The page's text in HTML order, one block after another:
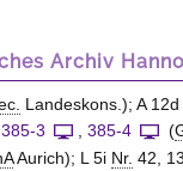
Archiv
Landeskons.); A 12d
385-3 385-4 (
Aurich); L 5i Nr. 42,